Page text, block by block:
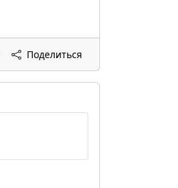
Поделиться